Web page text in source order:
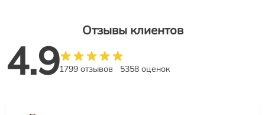
Отзывы клиентов
4.91799 отзывов 5358 оценок